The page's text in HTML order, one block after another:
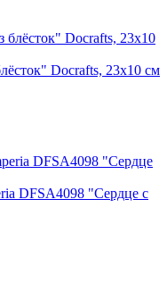
Docrafts, 23х10 см
DFSA4098 "Сердце с